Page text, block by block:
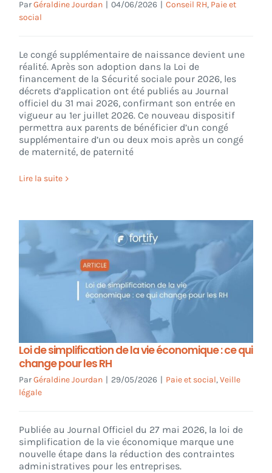
ParGéraldine Jourdan | 04/06/2026 | Conseil RH, Paie et
social
Le congé supplémentaire de naissance devient une
réalité. Après son adoption dans la Loi de
financement de la Sécurité sociale pour 2026, les
décrets d’application ont été publiés au Journal
officiel du 31 mai 2026, confirmant son entrée en
vigueur au 1er juillet 2026. Ce nouveau dispositif
permettra aux parents de bénéficier d’un congé
supplémentaire d’un ou deux mois après un congé
de maternité, de paternité
Lire la suite
Loi de simplification de la vie économique : ce qui
change pour les RH
ParGéraldine Jourdan | 29/05/2026 | Paie et social,Veille
légale
Publiée au Journal Officiel du 27 mai 2026, la loi de
simplification de la vie économique marque une
nouvelle étape dans la réduction des contraintes
administratives pour les entreprises.